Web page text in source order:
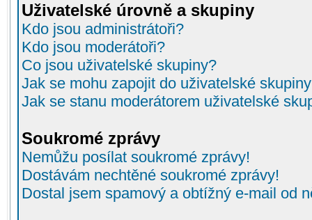
Uživatelské úrovně a skupiny
Kdo jsou administrátoři?
Kdo jsou moderátoři?
Co jsou uživatelské skupiny?
Jak se mohu zapojit do uživatelské
Jak se stanu moderátorem uživatelské
Soukromé zprávy
Nemůžu posílat soukromé zprávy!
Dostávám nechtěné soukromé zprávy!
Dostal jsem spamový a obtížný e-mail od